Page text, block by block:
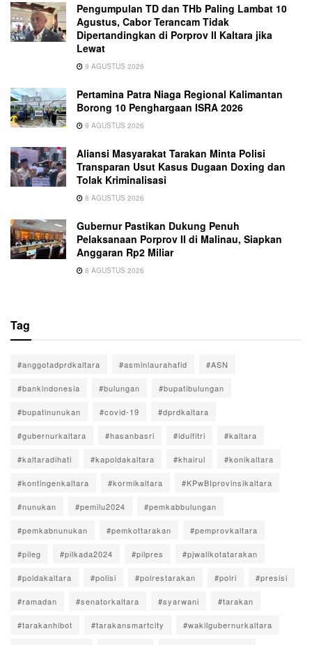
Pengumpulan TD dan THb Paling Lambat 10
Agustus, Cabor Terancam Tidak
Dipertandingkan di Porprov II Kaltara jika
Lewat
9 AGUSTUS 2026
Pertamina Patra Niaga Regional Kalimantan
Borong 10 Penghargaan ISRA 2026
9 AGUSTUS 2026
Aliansi Masyarakat Tarakan Minta Polisi
Transparan Usut Kasus Dugaan Doxing dan
Tolak Kriminalisasi
8 AGUSTUS 2026
Gubernur Pastikan Dukung Penuh
Pelaksanaan Porprov II di Malinau, Siapkan
Anggaran Rp2 Miliar
8 AGUSTUS 2026
Tag
#anggotadprdkaltara #asminlaurahafid #ASN
#bankindonesia #bulungan #bupatibulungan
#bupatinunukan #covid-19 #dprdkaltara
#gubernurkaltara #hasanbasri #idulfitri #kaltara
#kaltaradihati #kapoldakaltara #khairul #konikaltara
#kontingenkaltara #kormikaltara #KPwBIprovinsikaltara
#nunukan #pemilu2024 #pemkabbulungan
#pemkabnunukan #pemkottarakan #pemprovkaltara
#pileg #pilkada2024 #pilpres #pjwalikotatarakan
#poldakaltara #polisi #polrestarakan #polri #presisi
#ramadan #senatorkaltara #syarwani #tarakan
#tarakanhibot #tarakansmartcity #wakilgubernurkaltara